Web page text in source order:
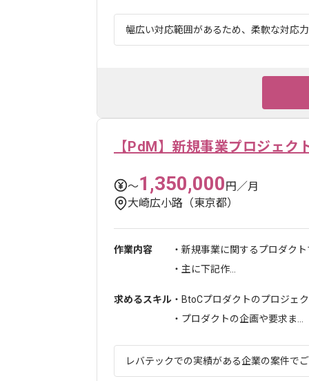
幅広い対応範囲があるため、柔軟な対応
【PdM】新規事業プロジェク
〜1,350,000円／月
大崎広小路（東京都）
作業内容
・新規事業に関するプロダク
・主に下記作...
求めるスキル ・BtoCプロダクトのプロジェ
・プロダクトの企画や要求ま...
レバテックでの実績がある企業の案件で